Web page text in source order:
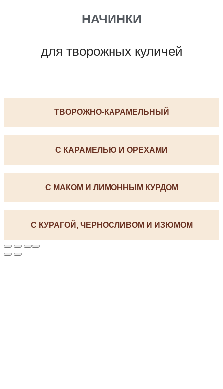
НАЧИНКИ
для творожных куличей
ТВОРОЖНО-КАРАМЕЛЬНЫЙ
С КАРАМЕЛЬЮ И ОРЕХАМИ
С МАКОМ И ЛИМОННЫМ КУРДОМ
С КУРАГОЙ, ЧЕРНОСЛИВОМ И ИЗЮМОМ